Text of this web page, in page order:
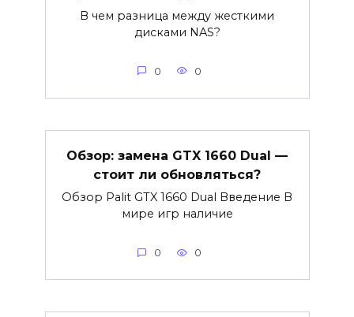
В чем разница между жесткими
дисками NAS?
0 0
Обзор: замена GTX 1660 Dual —
стоит ли обновляться?
Обзор Palit GTX 1660 Dual Введение В
мире игр наличие
0 0